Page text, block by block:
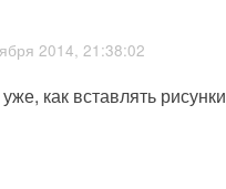
2014, 21:38:02
как вставлять рисунки